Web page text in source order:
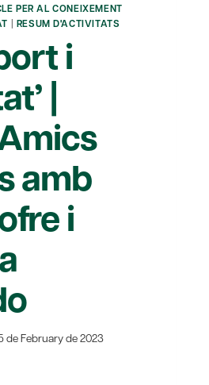
PER AL CONEIXEMENT
| RESUM D'ACTIVITATS
i
|
amb
i
de February de 2023